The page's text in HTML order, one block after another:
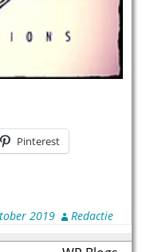
Pinterest
2019 Redactie